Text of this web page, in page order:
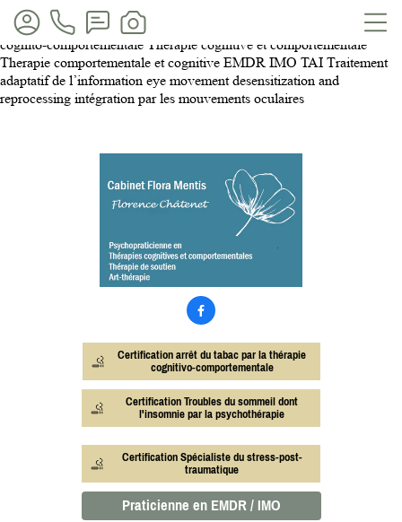
Cabinet Flora Mentis Oyonnax, Nantua, Bourg-en-Bresse Ain, Rhone-
Alpes, Haut-Bugey Saint-Claude Lons-Le-Saulnier TCC Therapie
cognito-comportementale Therapie cognitive et comportementale
Therapie comportementale et cognitive EMDR IMO TAI Traitement
adaptatif de l’information eye movement desensitization and
reprocessing intégration par les mouvements oculaires

Certification arrêt du tabac par la thérapie
cognitivo-comportementale
Certification Troubles du sommeil dont
l'insomnie par la psychothérapie
Certification Spécialiste du stress-post-
traumatique
Praticienne en EMDR / IMO